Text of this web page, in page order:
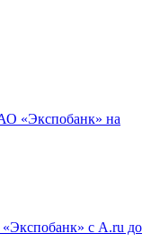
«Экспобанк» на
с A.ru до